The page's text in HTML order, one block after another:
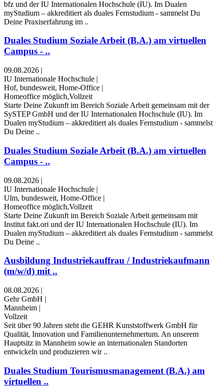
bfz und der IU Internationalen Hochschule (IU). Im Dualen
myStudium – akkreditiert als duales Fernstudium - sammelst Du
Deine Praxiserfahrung im ..
Duales Studium Soziale Arbeit (B.A.) am virtuellen
Campus - ..
09.08.2026 |
IU Internationale Hochschule |
Hof, bundesweit, Home-Office |
Homeoffice möglich,Vollzeit
Starte Deine Zukunft im Bereich Soziale Arbeit gemeinsam mit der
SySTEP GmbH und der IU Internationalen Hochschule (IU). Im
Dualen myStudium – akkreditiert als duales Fernstudium - sammelst
Du Deine ..
Duales Studium Soziale Arbeit (B.A.) am virtuellen
Campus - ..
09.08.2026 |
IU Internationale Hochschule |
Ulm, bundesweit, Home-Office |
Homeoffice möglich,Vollzeit
Starte Deine Zukunft im Bereich Soziale Arbeit gemeinsam mit
Institut fakt.ori und der IU Internationalen Hochschule (IU). Im
Dualen myStudium – akkreditiert als duales Fernstudium - sammelst
Du Deine ..
Ausbildung Industriekauffrau / Industriekaufmann
(m/w/d) mit ..
08.08.2026 |
Gehr GmbH |
Mannheim |
Vollzeit
Seit über 90 Jahren steht die GEHR Kunststoffwerk GmbH für
Qualität, Innovation und Familienunternehmertum. An unserem
Hauptsitz in Mannheim sowie an internationalen Standorten
entwickeln und produzieren wir ..
Duales Studium Tourismusmanagement (B.A.) am
virtuellen ..